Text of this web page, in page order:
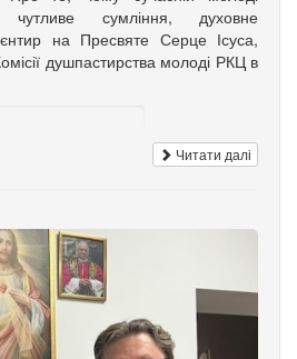
чутливе сумління, духовне
на Пресвяте Серце Ісуса,
душпастирства молоді РКЦ в
Читати далі